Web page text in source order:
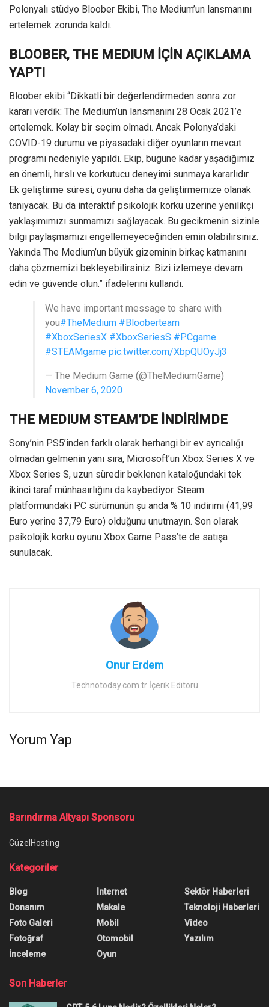
Polonyalı stüdyo Bloober Ekibi, The Medium’un lansmanını
ertelemek zorunda kaldı.
BLOOBER, THE MEDIUM İÇİN AÇIKLAMA
YAPTI
Bloober ekibi “Dikkatli bir değerlendirmeden sonra zor
kararı verdik: The Medium’un lansmanını 28 Ocak 2021’e
ertelemek. Kolay bir seçim olmadı. Ancak Polonya’daki
COVID-19 durumu ve piyasadaki diğer oyunların mevcut
programı nedeniyle yapıldı. Ekip, bugüne kadar yaşadığımız
en önemli, hırslı ve korkutucu deneyimi sunmaya kararlıdır.
Ek geliştirme süresi, oyunu daha da geliştirmemize olanak
tanıyacak. Bu da interaktif psikolojik korku üzerine yenilikçi
yaklaşımımızı sunmamızı sağlayacak. Bu gecikmenin sizinle
bilgi paylaşmamızı engellemeyeceğinden emin olabilirsiniz.
Yakında The Medium’un büyük gizeminin birkaç katmanını
daha çözmemizi bekleyebilirsiniz. Bizi izlemeye devam
edin ve güvende olun.” ifadelerini kullandı.
We have important message to share with
you#TheMedium #Blooberteam
#XboxSeriesX #XboxSeriesS #PCgame
#STEAMgame pic.twitter.com/XbpQUOyJj3
— The Medium Game (@TheMediumGame)
November 6, 2020
THE MEDIUM STEAM’DE İNDİRİMDE
Sony’nin PS5’inden farklı olarak herhangi bir ev ayrıcalığı
olmadan gelmenin yanı sıra, Microsoft’un Xbox Series X ve
Xbox Series S, uzun süredir beklenen kataloğundaki tek
ikinci taraf münhasırlığını da kaybediyor. Steam
platformundaki PC sürümünün şu anda % 10 indirimi (41,99
Euro yerine 37,79 Euro) olduğunu unutmayın. Son olarak
psikolojik korku oyunu Xbox Game Pass’te de satışa
sunulacak.
Onur Erdem
Technotoday.com.tr İçerik Editörü
Yorum Yap
Barındırma Altyapı Sponsoru
GüzelHosting
Kategoriler
Blog
Donanım
Foto Galeri
Fotoğraf
İnceleme
İnternet
Makale
Mobil
Otomobil
Oyun
Sektör Haberleri
Teknoloji Haberleri
Video
Yazılım
Son Haberler